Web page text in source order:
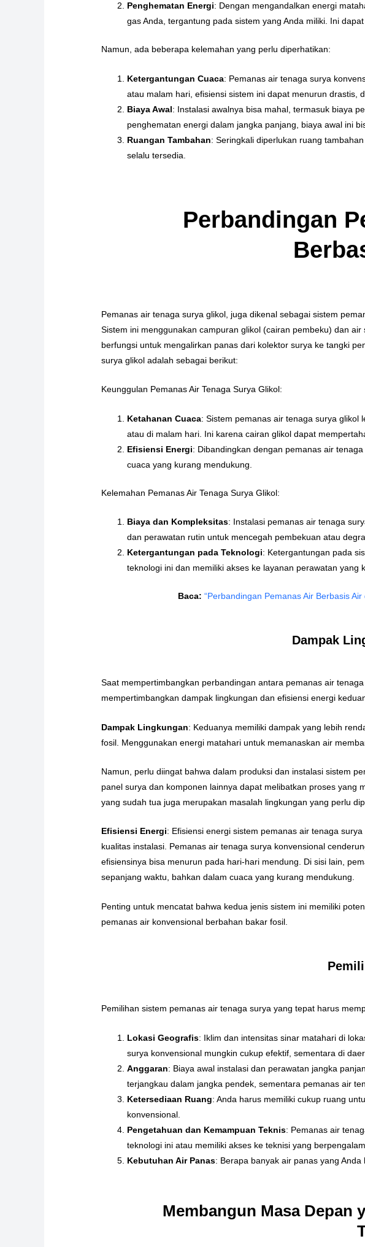
Penghematan Energi: Dengan mengandalkan energi
gas Anda, tergantung pada sistem yang Anda miliki. Ini
Namun, ada beberapa kelemahan yang perlu diperhatikan:
Ketergantungan Cuaca: Pemanas air tenaga surya
atau malam hari, efisiensi sistem ini dapat menurun drastis,
Biaya Awal: Instalasi awalnya bisa mahal, termasuk biaya
penghematan energi dalam jangka panjang, biaya awal ini
Ruangan Tambahan: Seringkali diperlukan ruang
selalu tersedia.
Perbandingan
Pemanas air tenaga surya glikol, juga dikenal sebagai sistem
Sistem ini menggunakan campuran glikol (cairan pembeku) dan
berfungsi untuk mengalirkan panas dari kolektor surya ke tangki
surya glikol adalah sebagai berikut:
Keunggulan Pemanas Air Tenaga Surya Glikol:
Ketahanan Cuaca: Sistem pemanas air tenaga surya glikol
atau di malam hari. Ini karena cairan glikol dapat
Efisiensi Energi: Dibandingkan dengan pemanas air
cuaca yang kurang mendukung.
Kelemahan Pemanas Air Tenaga Surya Glikol:
Biaya dan Kompleksitas: Instalasi pemanas air tenaga
dan perawatan rutin untuk mencegah pembekuan atau
Ketergantungan pada Teknologi: Ketergantungan pada
teknologi ini dan memiliki akses ke layanan perawatan yang
Baca: “Perbandingan Pemanas Air Berbasis
Dampak
Saat mempertimbangkan perbandingan antara pemanas air
mempertimbangkan dampak lingkungan dan efisiensi energi
Dampak Lingkungan: Keduanya memiliki dampak yang lebih
fosil. Menggunakan energi matahari untuk memanaskan air
Namun, perlu diingat bahwa dalam produksi dan instalasi sistem
panel surya dan komponen lainnya dapat melibatkan proses
yang sudah tua juga merupakan masalah lingkungan yang perlu
Efisiensi Energi: Efisiensi energi sistem pemanas air tenaga
kualitas instalasi. Pemanas air tenaga surya konvensional
efisiensinya bisa menurun pada hari-hari mendung. Di sisi lain,
sepanjang waktu, bahkan dalam cuaca yang kurang mendukung.
Penting untuk mencatat bahwa kedua jenis sistem ini memiliki
pemanas air konvensional berbahan bakar fosil.
Pemilihan sistem pemanas air tenaga surya yang tepat harus
Lokasi Geografis: Iklim dan intensitas sinar matahari di
surya konvensional mungkin cukup efektif, sementara di
Anggaran: Biaya awal instalasi dan perawatan jangka
terjangkau dalam jangka pendek, sementara pemanas air
Ketersediaan Ruang: Anda harus memiliki cukup ruang
konvensional.
Pengetahuan dan Kemampuan Teknis: Pemanas air
teknologi ini atau memiliki akses ke teknisi yang
Kebutuhan Air Panas: Berapa banyak air panas yang
Membangun Masa Depan